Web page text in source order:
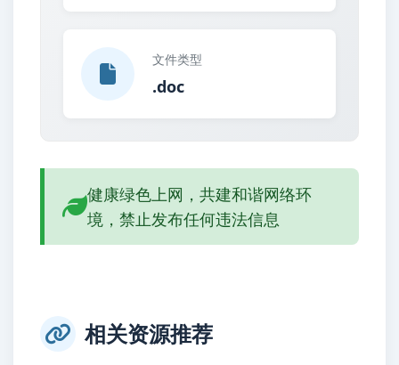
文件类型
.doc
健康绿色上网，共建和谐网络环
境，禁止发布任何违法信息
相关资源推荐